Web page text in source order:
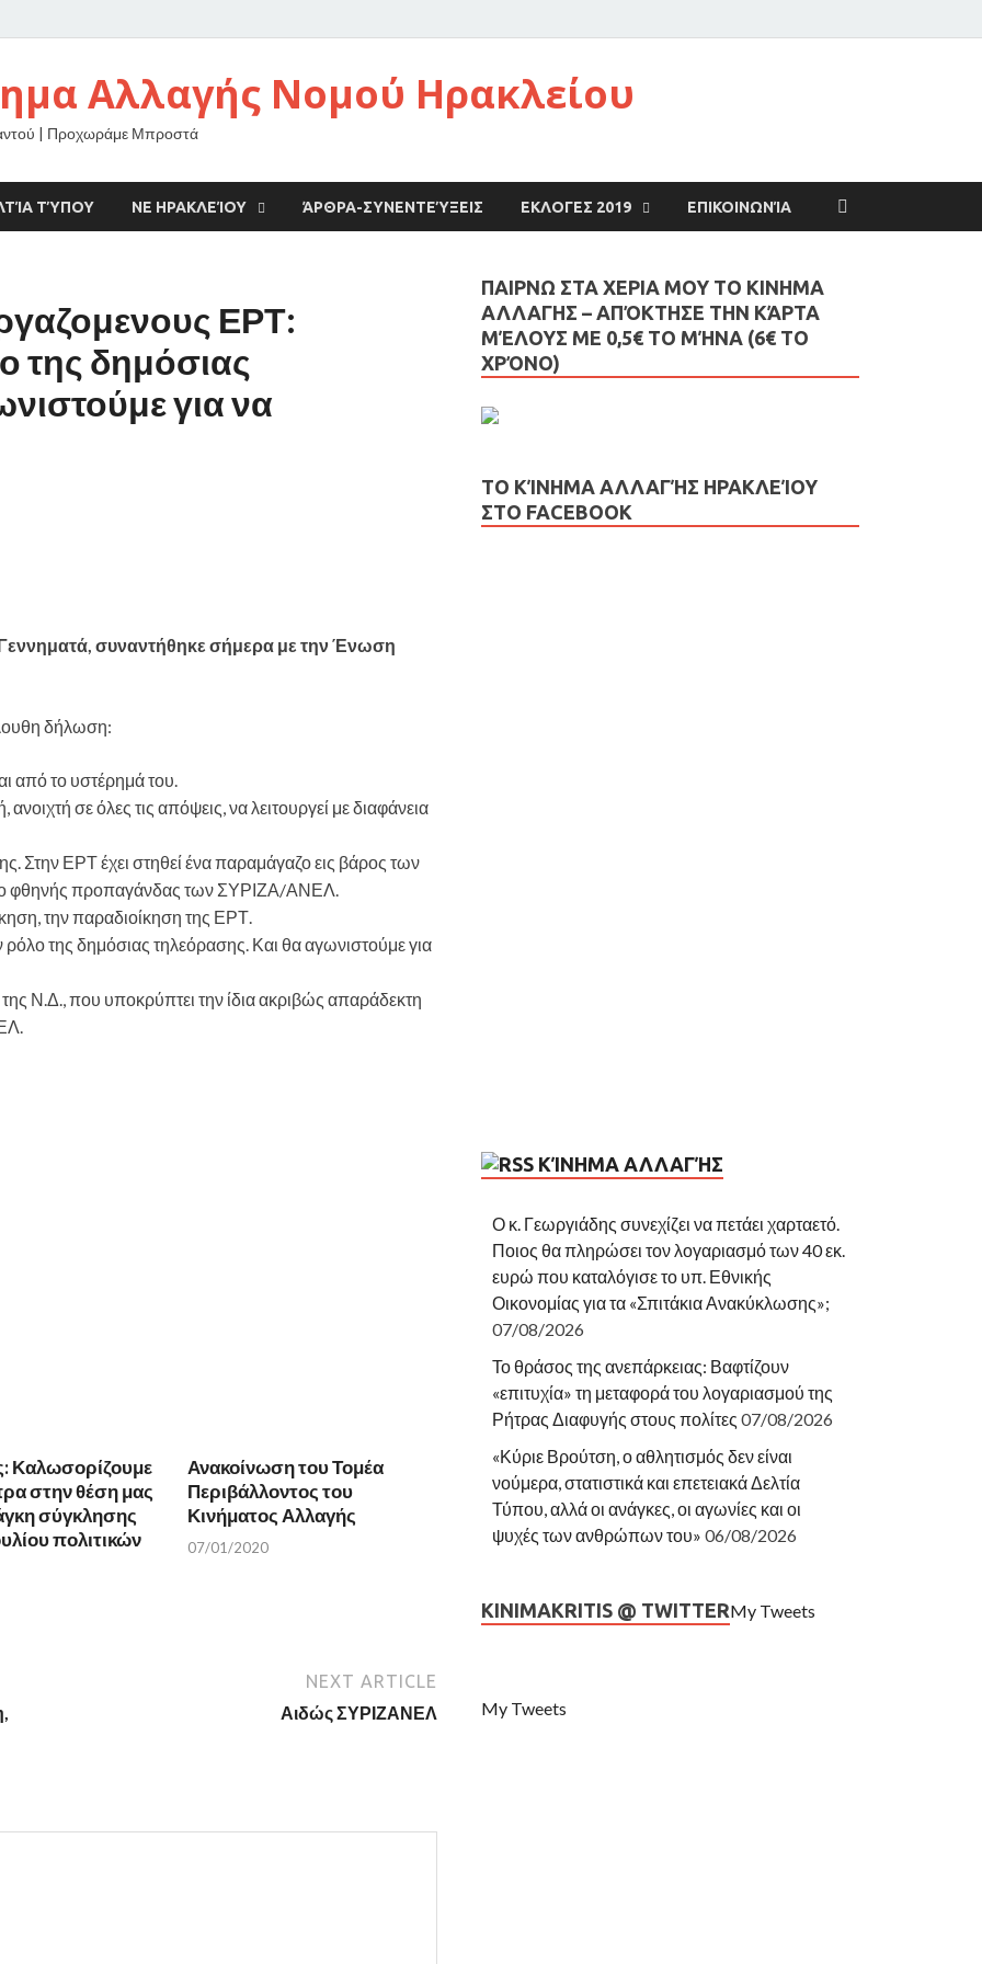
Αλλαγής Νομού Ηρακλείου
| Προχωράμε Μπροστά
ΤΎΠΟΥ ΝΕ ΗΡΑΚΛΕΊΟΥ ΆΡΘΡΑ-ΣΥΝΕΝΤΕΎΞΕΙΣ ΕΚΛΟΓΕΣ 2019 ΕΠΙΚΟΙΝΩΝΊΑ
ΕΡΤ:
της δημόσιας
για να
συναντήθηκε σήμερα με την Ένωση
δήλωση:
από το υστέρημά του.
ανοιχτή σε όλες τις απόψεις, να λειτουργεί με διαφάνεια
Στην ΕΡΤ έχει στηθεί ένα παραμάγαζο εις βάρος των
φθηνής προπαγάνδας των ΣΥΡΙΖΑ/ΑΝΕΛ.
την παραδιοίκηση της ΕΡΤ.
της δημόσιας τηλεόρασης. Και θα αγωνιστούμε για
Ν.Δ., που υποκρύπτει την ίδια ακριβώς απαράδεκτη
Καλωσορίζουμε
στην θέση μας
σύγκλησης
πολιτικών
Ανακοίνωση του Τομέα
Περιβάλλοντος του
Κινήματος Αλλαγής
07/01/2020
NEXT ARTICLE
Αιδώς ΣΥΡΙΖΑΝΕΛ
ΠΑΙΡΝΩ ΣΤΑ ΧΕΡΙΑ ΜΟΥ ΤΟ ΚΙΝΗΜΑ
ΑΛΛΑΓΗΣ – AΠΌΚΤΗΣΕ ΤΗΝ ΚΆΡΤΑ
ΜΈΛΟΥΣ ΜΕ 0,5€ ΤΟ ΜΉΝΑ (6€ ΤΟ
ΧΡΌΝΟ)
ΤΟ ΚΊΝΗΜΑ ΑΛΛΑΓΉΣ ΗΡΑΚΛΕΊΟΥ
ΣΤΟ FACEBOOK
ΚΊΝΗΜΑ ΑΛΛΑΓΉΣ
Ο κ. Γεωργιάδης συνεχίζει να πετάει χαρταετό.
Ποιος θα πληρώσει τον λογαριασμό των 40 εκ.
ευρώ που καταλόγισε το υπ. Εθνικής
Οικονομίας για τα «Σπιτάκια Ανακύκλωσης»;
07/08/2026
Το θράσος της ανεπάρκειας: Βαφτίζουν
«επιτυχία» τη μεταφορά του λογαριασμού της
Ρήτρας Διαφυγής στους πολίτες 07/08/2026
«Κύριε Βρούτση, ο αθλητισμός δεν είναι
νούμερα, στατιστικά και επετειακά Δελτία
Τύπου, αλλά οι ανάγκες, οι αγωνίες και οι
ψυχές των ανθρώπων του» 06/08/2026
KINIMAKRITIS @ TWITTERMy Tweets
My Tweets